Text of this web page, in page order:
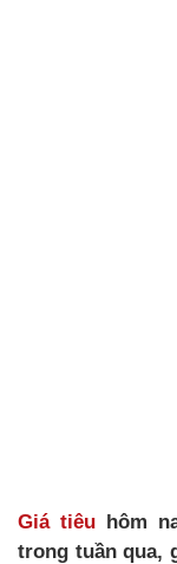
Giá tiêu hôm
trong tuần qua,